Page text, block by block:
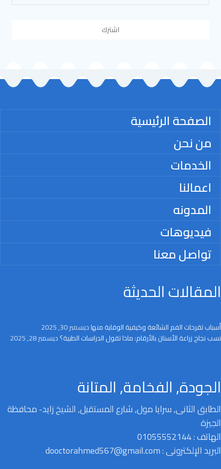
اشترك
الصفحة الرئيسية
من نحن
الخدمات
اعمالنا
المدونه
فيديوهات
تواصل معنا
المقالات الحديثة
أسباب تقرحات الفم الشائعة وكيفية الوقاية منهاديسمبر 30, 2025
نسب نجاح زراعة الأسنان بالأرقام: ماذا تقول الدراسات الطبية؟ديسمبر 28, 2025
الجودة, الفخامة, المتانة
الطابق الثانى, سرايا مول, شارع المستقبل, الشيخ زايد- محافظة
الجيزة
الهاتف : 01055552144
البريد الإلكترونى : dooctorahmed567@gmail.com